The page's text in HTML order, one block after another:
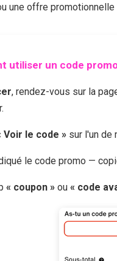
une offre
utiliser un code
, rendez-vous sur la
Voir le code » sur l'un de
le code promo —
« coupon » ou « code